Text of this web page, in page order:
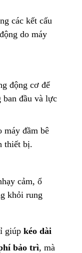
các kết cấu
do máy
động cơ để
ban đầu và lực
máy đầm bê
thiết bị.
cảm, ổ
khỏi rung
giúp kéo dài
bảo trì, mà